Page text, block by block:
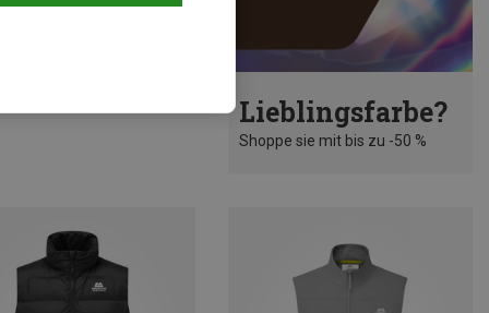
Lieblingsfarbe?
Shoppe sie mit bis zu -50 %